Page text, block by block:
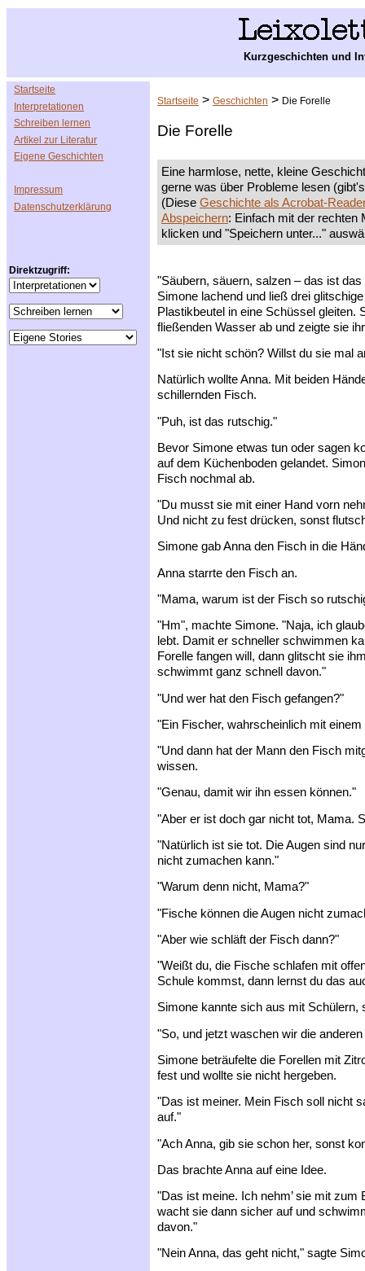
Kurzgeschichten und
Startseite
Interpretationen
Schreiben lernen
Artikel zur Literatur
Eigene Geschichten
Impressum
Datenschutzerklärung
Direktzugriff:
Startseite > Geschichten > Die Forelle
Die Forelle
Eine harmlose, nette, kleine
gerne was über Probleme lesen
(Diese Geschichte als Acrobat-
Abspeichern: Einfach mit der rechten
klicken und "Speichern unter..."
"Säubern, säuern, salzen – das ist
Simone lachend und ließ drei
Plastikbeutel in eine Schüssel gleiten.
fließenden Wasser ab und zeigte sie
"Ist sie nicht schön? Willst du sie mal
Natürlich wollte Anna. Mit beiden
schillernden Fisch.
"Puh, ist das rutschig."
Bevor Simone etwas tun oder sagen
auf dem Küchenboden gelandet.
Fisch nochmal ab.
"Du musst sie mit einer Hand vorn
Und nicht zu fest drücken, sonst
Simone gab Anna den Fisch in die
Anna starrte den Fisch an.
"Mama, warum ist der Fisch so
"Hm", machte Simone. "Naja, ich
lebt. Damit er schneller schwimmen
Forelle fangen will, dann glitscht sie
schwimmt ganz schnell davon."
"Und wer hat den Fisch gefangen?"
"Ein Fischer, wahrscheinlich mit
"Und dann hat der Mann den Fisch
wissen.
"Genau, damit wir ihn essen können."
"Aber er ist doch gar nicht tot, Mama.
"Natürlich ist sie tot. Die Augen sind
nicht zumachen kann."
"Warum denn nicht, Mama?"
"Fische können die Augen nicht
"Aber wie schläft der Fisch dann?"
"Weißt du, die Fische schlafen mit
Schule kommst, dann lernst du das
Simone kannte sich aus mit Schülern,
"So, und jetzt waschen wir die
Simone beträufelte die Forellen mit
fest und wollte sie nicht hergeben.
"Das ist meiner. Mein Fisch soll nicht
auf."
"Ach Anna, gib sie schon her, sonst
Das brachte Anna auf eine Idee.
"Das ist meine. Ich nehm’ sie mit zum
wacht sie dann sicher auf und
davon."
"Nein Anna, das geht nicht," sagte